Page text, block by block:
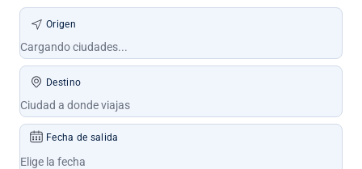
Origen
Destino
Fecha de salida